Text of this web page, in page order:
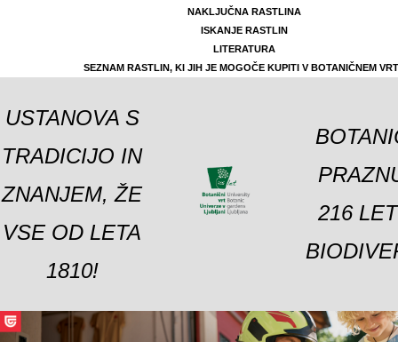
NAKLJUČNA RASTLINA
ISKANJE RASTLIN
LITERATURA
SEZNAM RASTLIN, KI JIH JE MOGOČE KUPITI V BOTANIČNEM
USTANOVA S
TRADICIJO IN
ZNANJEM, ŽE
VSE OD LETA
1810!
216